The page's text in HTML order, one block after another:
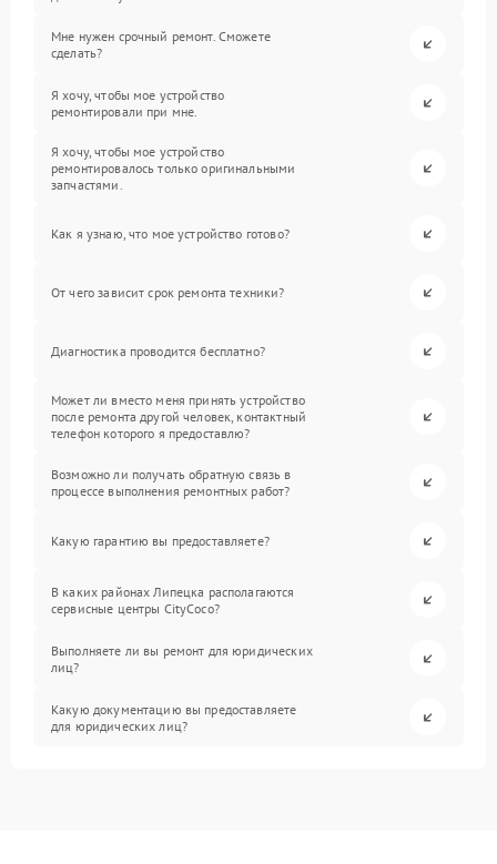
Мне нужен срочный ремонт. Сможете
сделать?
Я хочу, чтобы мое устройство
ремонтировали при мне.
Я хочу, чтобы мое устройство
ремонтировалось только оригинальными
запчастями.
Как я узнаю, что мое устройство готово?
От чего зависит срок ремонта техники?
Диагностика проводится бесплатно?
Может ли вместо меня принять устройство
после ремонта другой человек, контактный
телефон которого я предоставлю?
Возможно ли получать обратную связь в
процессе выполнения ремонтных работ?
Какую гарантию вы предоставляете?
В каких районах Липецка располагаются
сервисные центры CityCoco?
Выполняете ли вы ремонт для юридических
лиц?
Какую документацию вы предоставляете
для юридических лиц?